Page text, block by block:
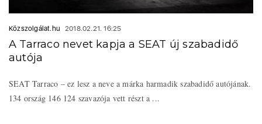
Közszolgálat.hu 2018.02.21. 16:25
A Tarraco nevet kapja a SEAT új szabadidő
autója
SEAT Tarraco – ez lesz a neve a márka harmadik szabadidő autójának.
134 ország 146 124 szavazója vett részt a ...